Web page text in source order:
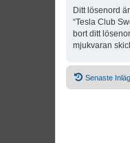
Ditt lösenord
“Tesla Club
bort ditt
mjukvaran
Senaste